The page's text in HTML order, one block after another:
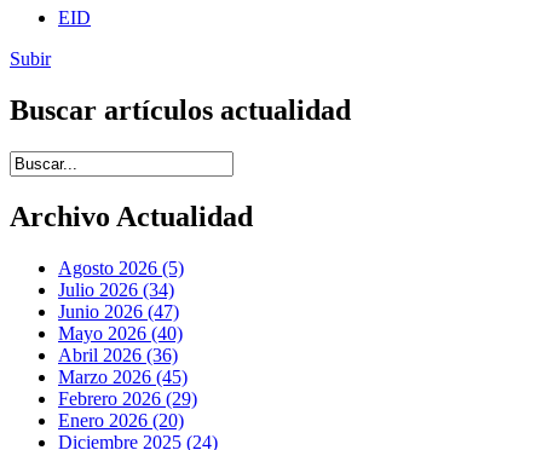
EID
Subir
Buscar artículos actualidad
Introduce términos de búsqueda
Archivo Actualidad
Agosto 2026 (5)
Julio 2026 (34)
Junio 2026 (47)
Mayo 2026 (40)
Abril 2026 (36)
Marzo 2026 (45)
Febrero 2026 (29)
Enero 2026 (20)
Diciembre 2025 (24)